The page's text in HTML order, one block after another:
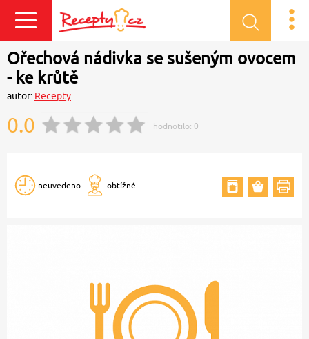
Přihlásit se
Ořechová nádivka se sušeným ovocem
- ke krůtě
autor: Recepty
0.0 hodnotilo: 0
neuvedeno obtížné